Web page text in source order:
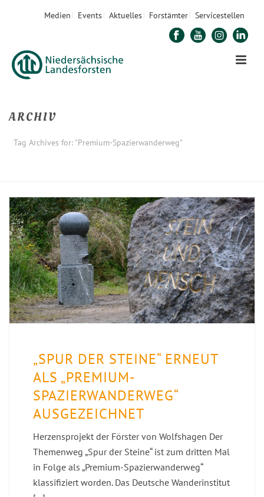
Medien Events Aktuelles Forstämter Servicestellen
ARCHIV
Tag Archives for: "Premium-Spazierwanderweg"
„SPUR DER STEINE“ ERNEUT
ALS „PREMIUM-
SPAZIERWANDERWEG“
AUSGEZEICHNET
Herzensprojekt der Förster von Wolfshagen Der
Themenweg „Spur der Steine“ ist zum dritten Mal
in Folge als „Premium-Spazierwanderweg“
klassifiziert worden. Das Deutsche Wanderinstitut